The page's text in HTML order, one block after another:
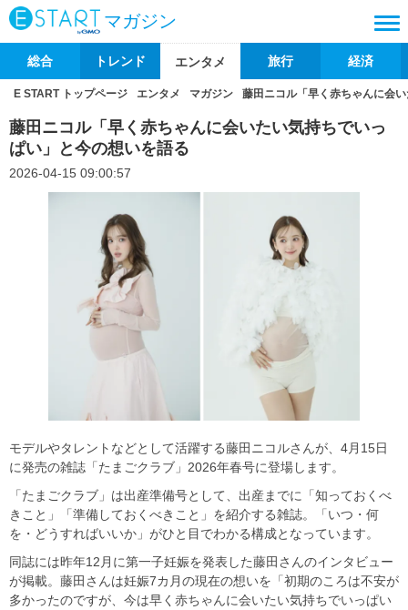
マガジン
総合 トレンド エンタメ 旅行 経済
E START トップページ エンタメ マガジン 藤田ニコル「早く赤ちゃんに会
藤田ニコル「早く赤ちゃんに会いたい気持ちでいっ
ぱい」と今の想いを語る
2026-04-15 09:00:57
モデルやタレントなどとして活躍する藤田ニコルさんが、4月15日
に発売の雑誌「たまごクラブ」2026年春号に登場します。
「たまごクラブ」は出産準備号として、出産までに「知っておくべ
きこと」「準備しておくべきこと」を紹介する雑誌。「いつ・何
を・どうすればいいか」がひと目でわかる構成となっています。
同誌には昨年12月に第一子妊娠を発表した藤田さんのインタビュー
が掲載。藤田さんは妊娠7カ月の現在の想いを「初期のころは不安が
多かったのですが、今は早く赤ちゃんに会いたい気持ちでいっぱい